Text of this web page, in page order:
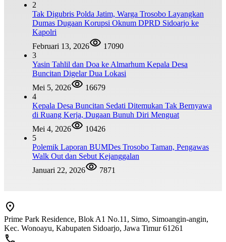
2
Tak Digubris Polda Jatim, Warga Trosobo Layangkan
Dumas Dugaan Korupsi Oknum DPRD Sidoarjo ke
Kapolri
Februari 13, 2026
17090
3
Yasin Tahlil dan Doa ke Almarhum Kepala Desa
Buncitan Digelar Dua Lokasi
Mei 5, 2026
16679
4
Kepala Desa Buncitan Sedati Ditemukan Tak Bernyawa
di Ruang Kerja, Dugaan Bunuh Diri Menguat
Mei 4, 2026
10426
5
Polemik Laporan BUMDes Trosobo Taman, Pengawas
Walk Out dan Sebut Kejanggalan
Januari 22, 2026
7871
Prime Park Residence, Blok A1 No.11, Simo, Simoangin-angin,
Kec. Wonoayu, Kabupaten Sidoarjo, Jawa Timur 61261